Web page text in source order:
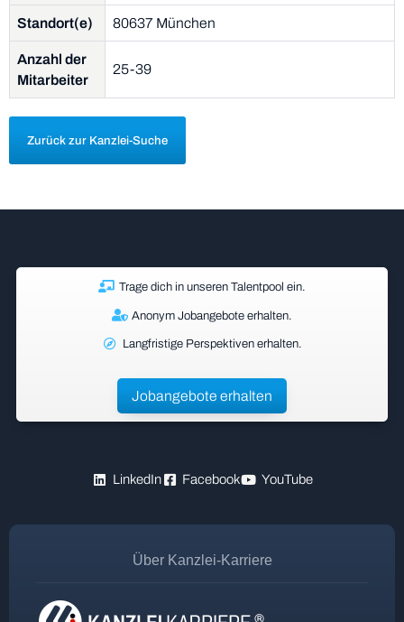
Standort(e) 80637 München
Anzahl der
Mitarbeiter
25-39
Zurück zur Kanzlei-Suche
Trage dich in unseren Talentpool ein.
Anonym Jobangebote erhalten.
Langfristige Perspektiven erhalten.
Jobangebote erhalten
LinkedIn Facebook YouTube
Über Kanzlei-Karriere